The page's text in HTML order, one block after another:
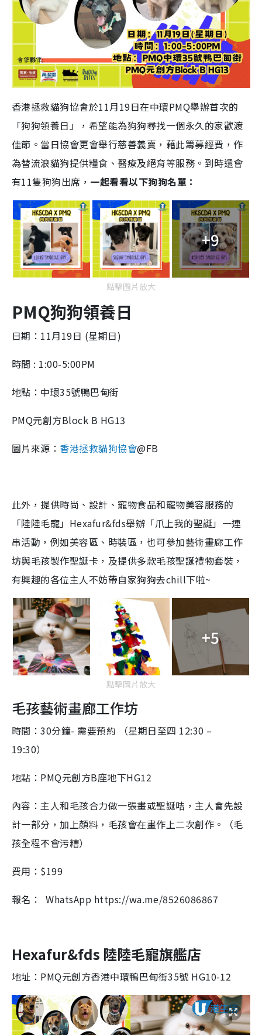
香港拯救貓狗協會於11月19日在中環PMQ舉辦首次的
「狗狗領養日」，希望能為狗狗尋找一個永久的家歡渡
佳節。當日協會更會舉行慈善義賣，藉此籌募經費，作
為替流浪貓狗提供糧食、醫療及絕育等服務。到時還會
有11隻狗狗出席， 一起看看以下狗狗名單：
+9
點擊圖片放大
PMQ狗狗領養日
日期：11月19日 (星期日)
時間 : 1:00-5:00PM
地點：中環35號鴨巴甸街
PMQ元創方Block B HG13
圖片來源： 香港拯救貓狗協會@FB
此外，提供時尚、設計、寵物食品和寵物美容服務的
「陸陸毛寵」Hexafur&fds舉辦「爪上我的聖誕」一連
串活動，例如美容區、時裝區，也可參加藝術畫廊工作
坊與毛孩製作聖誕卡，及提供多款毛孩聖誕禮物套裝，
有興趣的各位主人不妨帶自家狗狗去chill下啦~
+5
點擊圖片放大
毛孩藝術畫廊工作坊
時間：30分鐘- 需要預約 （星期日至四 12:30 –
19:30）
地點：PMQ元創方B座地下HG12
內容：主人和毛孩合力做一張畫或聖誕咭，主人會先設
計一部分，加上顏料，毛孩會在畫作上二次創作。（毛
孩全程不會污糟）
費用：$199
報名： WhatsApp https://wa.me/8526086867
Hexafur&fds 陸陸毛寵旗艦店
地址：PMQ元創方香港中環鴨巴甸街35號 HG10-12